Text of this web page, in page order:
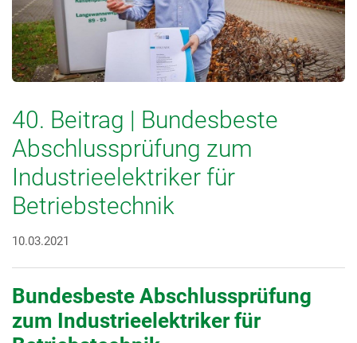
40. Beitrag | Bundesbeste
Abschlussprüfung zum
Industrieelektriker für
Betriebstechnik
10.03.2021
Bundesbeste Abschlussprüfung
zum Industrieelektriker für